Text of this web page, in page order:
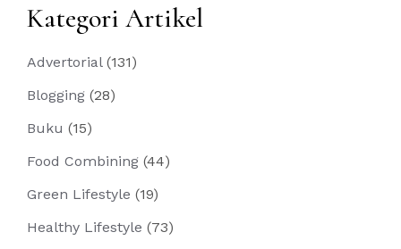
Kategori Artikel
Advertorial (131)
Blogging (28)
Buku (15)
Food Combining (44)
Green Lifestyle (19)
Healthy Lifestyle (73)